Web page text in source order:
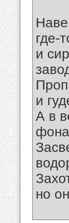
где-
и
и
А в
но